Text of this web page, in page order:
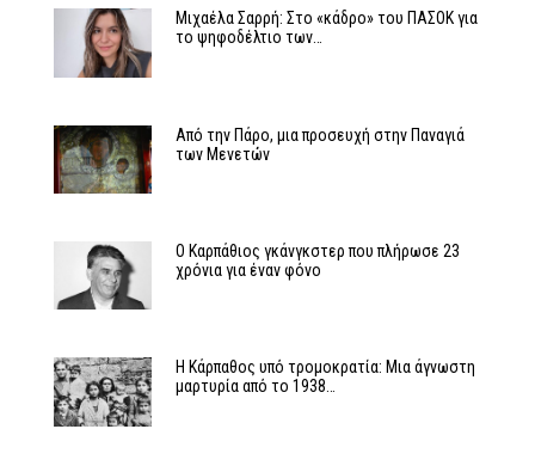
Μιχαέλα Σαρρή: Στο «κάδρο» του ΠΑΣΟΚ για
το ψηφοδέλτιο των…
Από την Πάρο, μια προσευχή στην Παναγιά
των Μενετών
Ο Καρπάθιος γκάνγκστερ που πλήρωσε 23
χρόνια για έναν φόνο
Η Κάρπαθος υπό τρομοκρατία: Μια άγνωστη
μαρτυρία από το 1938…